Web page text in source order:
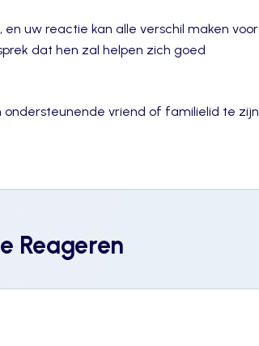
uw reactie kan alle verschil maken voor
dat hen zal helpen zich goed
vriend of familielid te zijn
Reageren